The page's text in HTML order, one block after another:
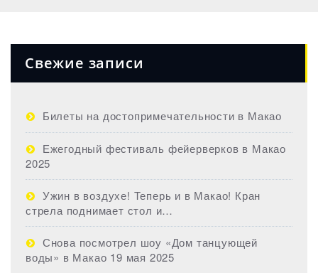
Свежие записи
Билеты на достопримечательности в Макао
Ежегодный фестиваль фейерверков в Макао
2025
Ужин в воздухе! Теперь и в Макао! Кран
стрела поднимает стол и…
Снова посмотрел шоу «Дом танцующей
воды» в Макао 19 мая 2025